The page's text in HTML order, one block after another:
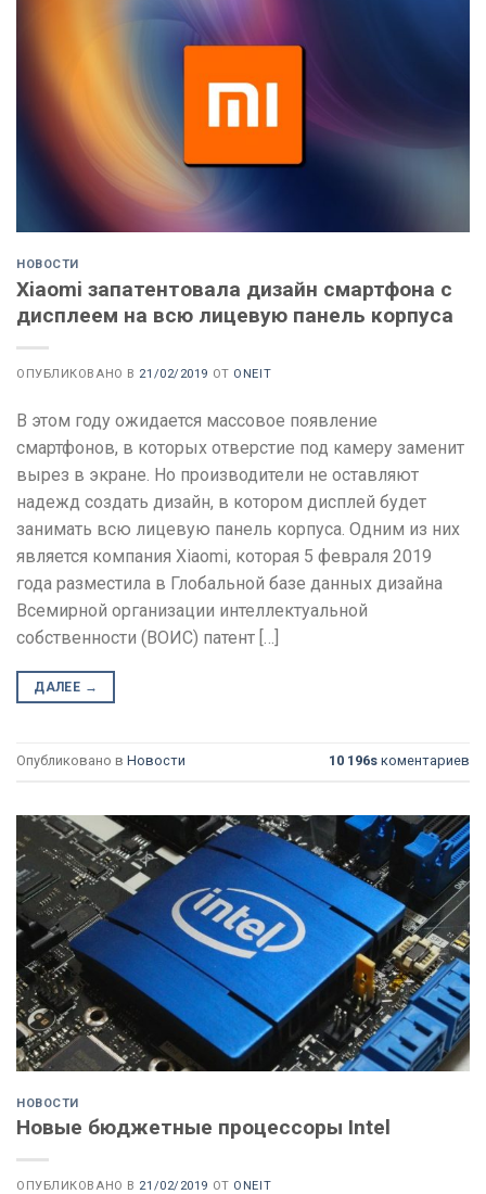
НОВОСТИ
Xiaomi запатентовала дизайн смартфона с
дисплеем на всю лицевую панель корпуса
ОПУБЛИКОВАНО В 21/02/2019 ОТ ONEIT
В этом году ожидается массовое появление
смартфонов, в которых отверстие под камеру заменит
вырез в экране. Но производители не оставляют
надежд создать дизайн, в котором дисплей будет
занимать всю лицевую панель корпуса. Одним из них
является компания Xiaomi, которая 5 февраля 2019
года разместила в Глобальной базе данных дизайна
Всемирной организации интеллектуальной
собственности (ВОИС) патент […]
ДАЛЕЕ →
Опубликовано в Новости 10 196s коментариев
НОВОСТИ
Новые бюджетные процессоры Intel
ОПУБЛИКОВАНО В 21/02/2019 ОТ ONEIT